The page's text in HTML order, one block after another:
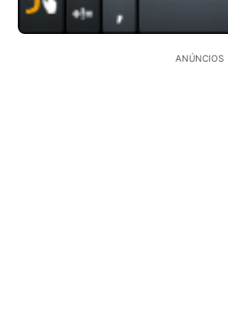
ANÚNCIOS